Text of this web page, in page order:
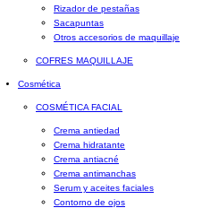
Rizador de pestañas
Sacapuntas
Otros accesorios de maquillaje
COFRES MAQUILLAJE
Cosmética
COSMÉTICA FACIAL
Crema antiedad
Crema hidratante
Crema antiacné
Crema antimanchas
Serum y aceites faciales
Contorno de ojos